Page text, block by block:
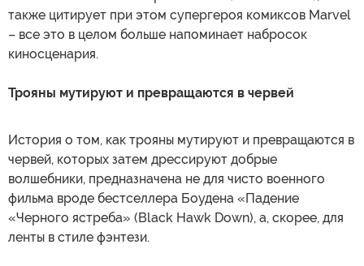
также цитирует при этом супергероя комиксов Marvel
– все это в целом больше напоминает набросок
киносценария.
Трояны мутируют и превращаются в червей
История о том, как трояны мутируют и превращаются в
червей, которых затем дрессируют добрые
волшебники, предназначена не для чисто военного
фильма вроде бестселлера Боудена «Падение
«Черного ястреба» (Black Hawk Down), а, скорее, для
ленты в стиле фэнтези.